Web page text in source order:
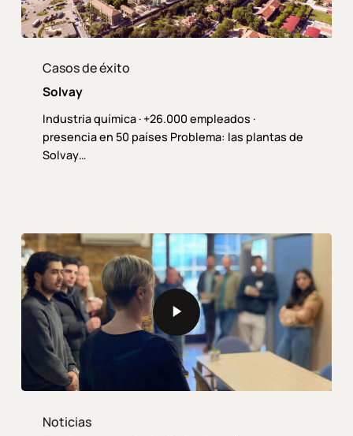
Casos de éxito
Solvay
Industria química · +26.000 empleados ·
presencia en 50 países Problema: las plantas de
Solvay…
Noticias